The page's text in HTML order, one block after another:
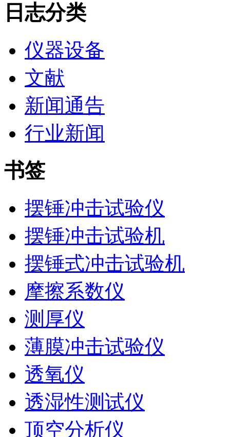
日志分类
仪器设备
文献
新闻通告
行业新闻
书签
摆锤冲击试验仪
摆锤冲击试验机
摆锤式冲击试验机
摩擦系数仪
测厚仪
薄膜冲击试验仪
透氧仪
透湿性测试仪
顶空分析仪